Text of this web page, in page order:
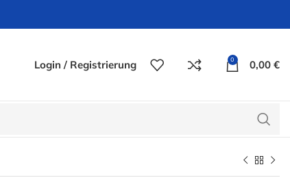
Login / Registrierung 0 0,00 €